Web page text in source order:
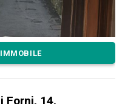
Forni, 14,